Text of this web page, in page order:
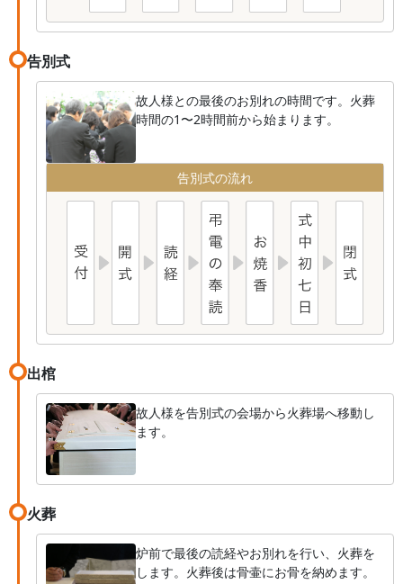
告別式
故人様との最後のお別れの時間です。火葬
時間の1〜2時間前から始まります。
告別式の流れ
出棺
故人様を告別式の会場から火葬場へ移動し
ます。
火葬
炉前で最後の読経やお別れを行い、火葬を
します。火葬後は骨壷にお骨を納めます。